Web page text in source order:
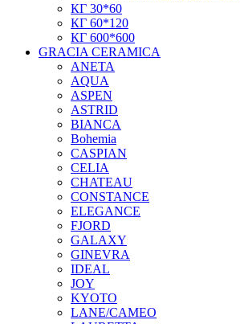
КГ 30*60
КГ 60*120
КГ 600*600
GRACIA CERAMICA
ANETA
AQUA
ASPEN
ASTRID
BIANCA
Bohemia
CASPIAN
CELIA
CHATEAU
CONSTANCE
ELEGANCE
FJORD
GALAXY
GINEVRA
IDEAL
JOY
KYOTO
LANE/CAMEO